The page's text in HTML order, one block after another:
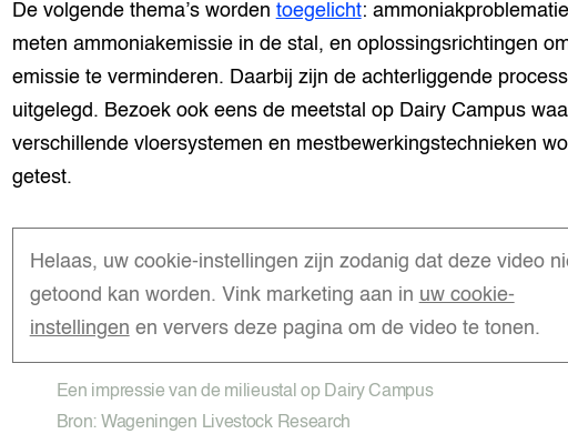
De volgende thema’s worden toegelicht:
meten ammoniakemissie in de stal, en oplossingsrichtingen
emissie te verminderen. Daarbij zijn de achterliggende
uitgelegd. Bezoek ook eens de meetstal op Dairy Campus
verschillende vloersystemen en mestbewerkingstechnieken
getest.
Helaas, uw cookie-instellingen zijn zodanig dat deze video
getoond kan worden. Vink marketing aan in uw cookie-
instellingen en ververs deze pagina om de video te tonen.
Een impressie van de milieustal op Dairy Campus
Bron: Wageningen Livestock Research